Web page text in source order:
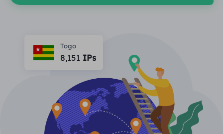
Proxy ISP de longa duração
Agente de data center estático
Proxy ISP de longa duração $1.4
Proteção da marca
Monitoramento de SEO
Verificação de anúncios
Recursos
Programa de afiliados
Parceiros
FERRAMENTAS GRATUITAS
Aprender
Perguntas frequentes
Blogue
中文
Aproveitar77% de descontoe aja agora!
Togo
8,151IPs